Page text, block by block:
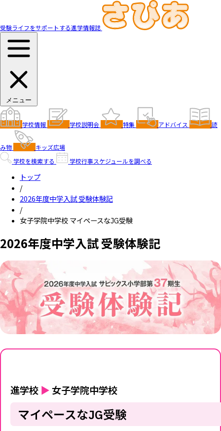
受験ライフをサポートする進学情報誌
メニュー
学校情報 学校説明会 特集 アドバイス 読
み物
キッズ広場
学校を検索する
学校行事スケジュールを調べる
トップ
/
2026年度中学入試 受験体験記
/
女子学院中学校 マイペースなJG受験
2026年度中学入試 受験体験記
進学校 ▶女子学院中学校
マイペースなJG受験